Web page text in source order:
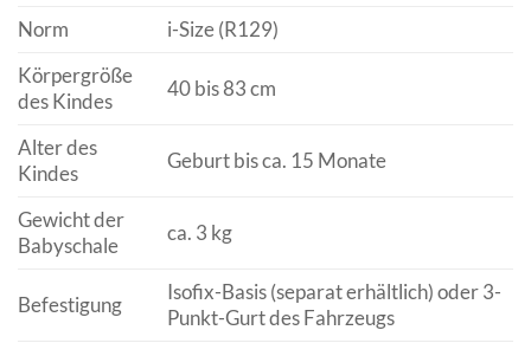
Norm
i-Size (R129)
Körpergröße
des Kindes
40 bis 83 cm
Alter des
Kindes
Geburt bis ca. 15 Monate
Gewicht der
Babyschale
ca. 3 kg
Befestigung
Isofix-Basis (separat erhältlich) oder 3-
Punkt-Gurt des Fahrzeugs